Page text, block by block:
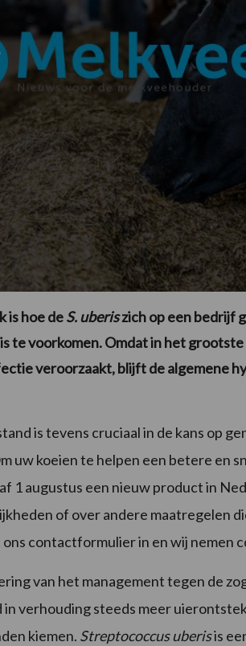
is hoe deS. uberiszich op een bedrijf
te voorkomen. Omdat in het
veroorzaakt, blijft de algemene
is tevens cruciaal in de kans op
uw koeien te helpen een betere en
1 augustus een nieuw product in
of over andere maatregelen
ons contactformulier in en wij nemen
van het management tegen de
in verhouding steeds meer
kiemen. Streptococcus uberisis